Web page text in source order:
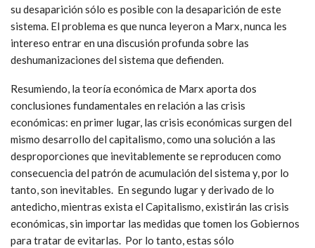
su desaparición sólo es posible con la desaparición de este
sistema. El problema es que nunca leyeron a Marx, nunca les
intereso entrar en una discusión profunda sobre las
deshumanizaciones del sistema que defienden.
Resumiendo, la teoría económica de Marx aporta dos
conclusiones fundamentales en relación a las crisis
económicas: en primer lugar, las crisis económicas surgen del
mismo desarrollo del capitalismo, como una solución a las
desproporciones que inevitablemente se reproducen como
consecuencia del patrón de acumulación del sistema y, por lo
tanto, son inevitables. En segundo lugar y derivado de lo
antedicho, mientras exista el Capitalismo, existirán las crisis
económicas, sin importar las medidas que tomen los Gobiernos
para tratar de evitarlas. Por lo tanto, estas sólo